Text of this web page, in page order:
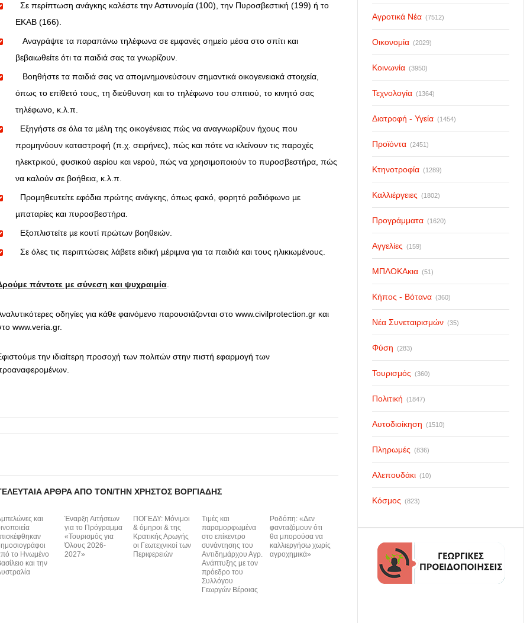
Σε περίπτωση ανάγκης καλέστε την Αστυνοµία (100), την Πυροσβεστική (199) ή το
ΕΚΑΒ (166).
Αναγράψτε τα παραπάνω τηλέφωνα σε εµφανές σηµείο µέσα στο σπίτι και
βεβαιωθείτε ότι τα παιδιά σας τα γνωρίζουν.
Βοηθήστε τα παιδιά σας να αποµνηµονεύσουν σηµαντικά οικογενειακά στοιχεία,
όπως το επίθετό τους, τη διεύθυνση και το τηλέφωνο του σπιτιού, το κινητό σας
τηλέφωνο, κ.λ.π.
Εξηγήστε σε όλα τα µέλη της οικογένειας πώς να αναγνωρίζουν ήχους που
προμηνύουν καταστροφή (π.χ. σειρήνες), πώς και πότε να κλείνουν τις παροχές
ηλεκτρικού, φυσικού αερίου και νερού, πώς να χρησιµοποιούν το πυροσβεστήρα, πώς
να καλούν σε βοήθεια, κ.λ.π.
Προµηθευτείτε εφόδια πρώτης ανάγκης, όπως φακό, φορητό ραδιόφωνο µε
µπαταρίες και πυροσβεστήρα.
Εξοπλιστείτε µε κουτί πρώτων βοηθειών.
Σε όλες τις περιπτώσεις λάβετε ειδική µέριµνα για τα παιδιά και τους ηλικιωμένους.
πάντοτε με σύνεση και ψυχραιμία.
οδηγίες για κάθε φαινόμενο παρουσιάζονται στο www.civilprotection.gr και
www.veria.gr.
την ιδιαίτερη προσοχή των πολιτών στην πιστή εφαρμογή των
ΆΡΘΡΑ ΑΠΌ ΤΟΝ/ΤΗΝ ΧΡΉΣΤΟΣ ΒΟΡΓΙΆΔΗΣ
και
το Ηνωμένο
και την
Έναρξη Αιτήσεων
για το Πρόγραμμα
«Τουρισμός για
Όλους 2026-
2027»
ΠΟΓΕΔΥ: Μόνιμοι
& όμηροι & της
Κρατικής Αρωγής
οι Γεωτεχνικοί των
Περιφερειών
Τιμές και
παραμορφωμένα
στο επίκεντρο
συνάντησης του
Αντιδημάρχου Αγρ.
Ανάπτυξης με τον
πρόεδρο του
Συλλόγου
Γεωργών Βέροιας
Ροδόπη: «Δεν
φανταζόμουν ότι
θα μπορούσα να
καλλιεργήσω χωρίς
αγροχημικά»
Αγροτικά Νέα (7512)
Οικονομία (2029)
Κοινωνία (3950)
Τεχνολογία (1364)
Διατροφή - Υγεία (1454)
Προϊόντα (2451)
Κτηνοτροφία (1289)
Καλλιέργειες (1802)
Προγράμματα (1620)
Αγγελίες (159)
ΜΠΛΟΚΑκια (51)
Κήπος - Βότανα (360)
Νέα Συνεταιρισμών (35)
Φύση (283)
Τουρισμός (360)
Πολιτική (1847)
Αυτοδιοίκηση (1510)
Πληρωμές (836)
Αλεπουδάκι (10)
Κόσμος (823)